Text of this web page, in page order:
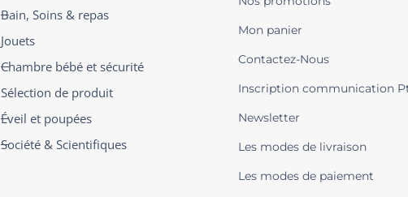
Bain, Soins & repas
Jouets
Chambre bébé et sécurité
Sélection de produit
Éveil et poupées
Société & Scientifiques
Mon panier
Contactez-Nous
Inscription communication
Newsletter
Les modes de livraison
Les modes de paiement